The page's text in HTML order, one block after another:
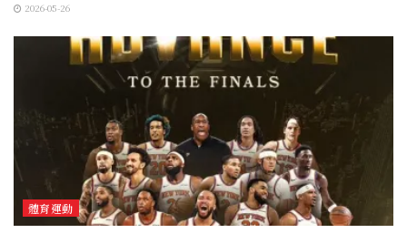
2026-05-26
體育運動